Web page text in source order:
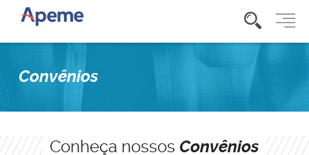
Convênios
Conheça nossos Convênios